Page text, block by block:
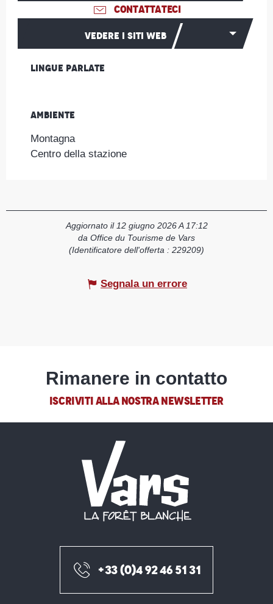
CONTATTATECI
VEDERE I SITI WEB
Lingue parlate
Lingue parlate
Ambiente
Ambiente
Montagna
Centro della stazione
Aggiornato il 12 giugno 2026 A 17:12
da Office du Tourisme de Vars
(Identificatore dell'offerta : 229209)
Segnala un errore
Rimanere in contatto
ISCRIVITI ALLA NOSTRA NEWSLETTER
+33 (0)4 92 46 51 31